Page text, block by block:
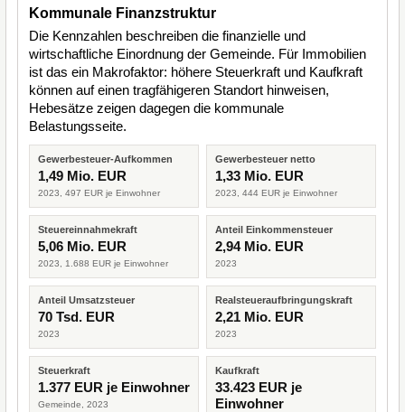
Kommunale Finanzstruktur
Die Kennzahlen beschreiben die finanzielle und
wirtschaftliche Einordnung der Gemeinde. Für Immobilien
ist das ein Makrofaktor: höhere Steuerkraft und Kaufkraft
können auf einen tragfähigeren Standort hinweisen,
Hebesätze zeigen dagegen die kommunale
Belastungsseite.
Gewerbesteuer-Aufkommen
1,49 Mio. EUR
2023, 497 EUR je Einwohner
Gewerbesteuer netto
1,33 Mio. EUR
2023, 444 EUR je Einwohner
Steuereinnahmekraft
5,06 Mio. EUR
2023, 1.688 EUR je Einwohner
Anteil Einkommensteuer
2,94 Mio. EUR
2023
Anteil Umsatzsteuer
70 Tsd. EUR
2023
Realsteueraufbringungskraft
2,21 Mio. EUR
2023
Steuerkraft
1.377 EUR je Einwohner
Gemeinde, 2023
Kaufkraft
33.423 EUR je
Einwohner